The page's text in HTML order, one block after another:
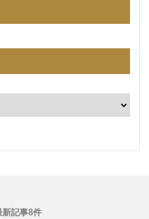
新記事8件